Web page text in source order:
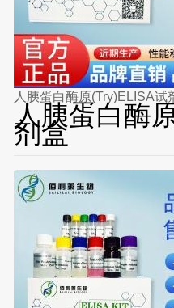
人胰蛋白酶原(Try)ELISA试
人胰蛋白酶
剂盒